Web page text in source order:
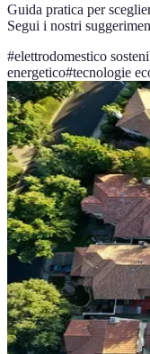
Guida pratica per
Segui i nostri
#elettrodomestico
energetico#tecnologie